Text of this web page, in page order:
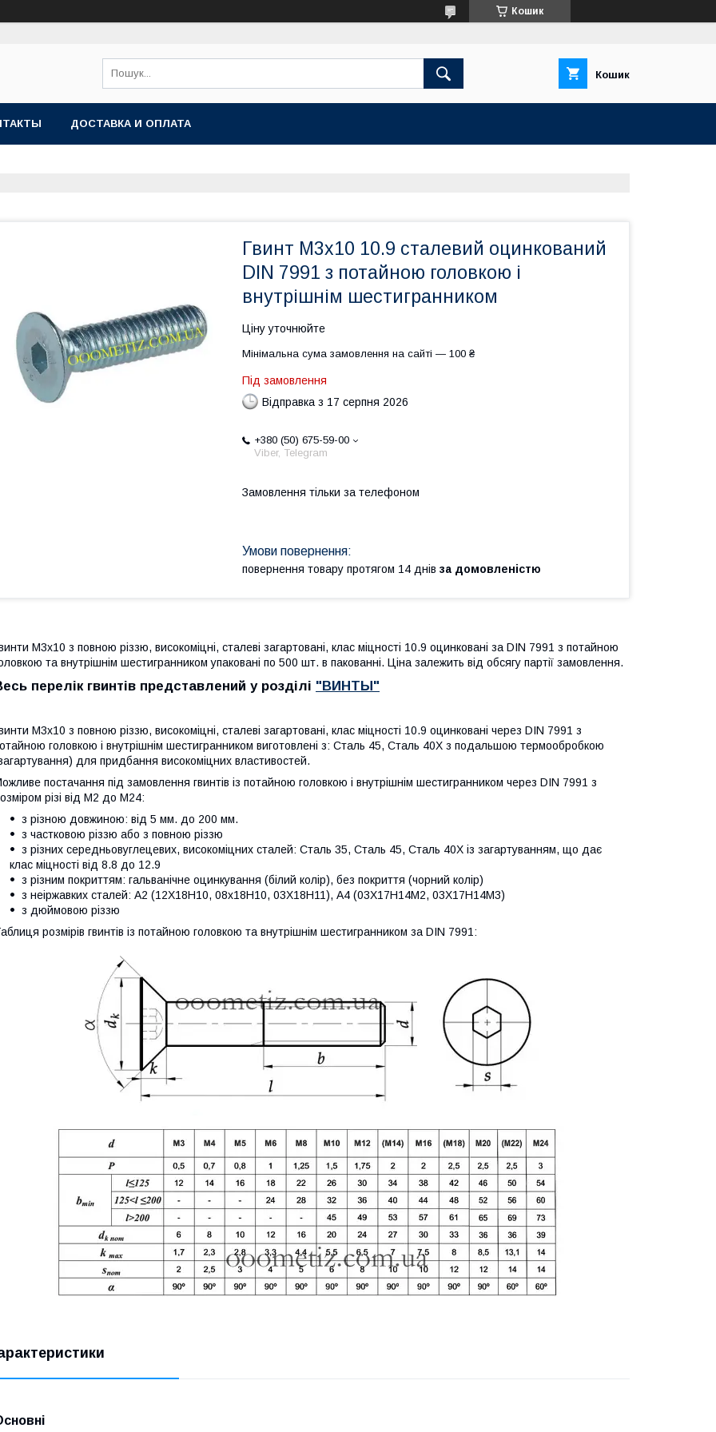
Кошик
Кошик
ДОСТАВКА И ОПЛАТА
Гвинт М3х10 10.9 сталевий оцинкований
DIN 7991 з потайною головкою і
внутрішнім шестигранником
Ціну уточнюйте
Мінімальна сума замовлення на сайті — 100 ₴
Під замовлення
Відправка з 17 серпня 2026
+380 (50) 675-59-00
Viber, Telegram
Замовлення тільки за телефоном
повернення товару протягом 14 днів за домовленістю
М3х10 з повною різзю, високоміцні, сталеві загартовані, клас міцності 10.9 оцинковані за DIN 7991 з потайною
та внутрішнім шестигранником упаковані по 500 шт. в пакованні. Ціна залежить від обсягу партії замовлення.
перелік гвинтів представлений у розділі "ВИНТЫ"
М3х10 з повною різзю, високоміцні, сталеві загартовані, клас міцності 10.9 оцинковані через DIN 7991 з
головкою і внутрішнім шестигранником виготовлені з: Сталь 45, Сталь 40Х з подальшою термообробкою
для придбання високоміцних властивостей.
постачання під замовлення гвинтів із потайною головкою і внутрішнім шестигранником через DIN 7991 з
різі від М2 до М24:
з різною довжиною: від 5 мм. до 200 мм.
з частковою різзю або з повною різзю
з різних середньовуглецевих, високоміцних сталей: Сталь 35, Сталь 45, Сталь 40Х із загартуванням, що дає
клас міцності від 8.8 до 12.9
з різним покриттям: гальванічне оцинкування (білий колір), без покриття (чорний колір)
з неіржавких сталей: А2 (12Х18Н10, 08х18Н10, 03Х18Н11), А4 (03Х17Н14М2, 03Х17Н14М3)
з дюймовою різзю
розмірів гвинтів із потайною головкою та внутрішнім шестигранником за DIN 7991: